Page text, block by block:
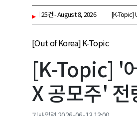
▸
기 외 25건 - August 8, 2026 [K-Topic] UAE 국
[Out of Korea] K-Topic
[K-Topic] '
X 공모주'